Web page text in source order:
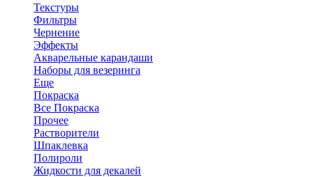
Текстуры
Фильтры
Чернение
Эффекты
Акварельные карандаши
Наборы для везеринга
Еще
Покраска
Все Покраска
Прочее
Растворители
Шпаклевка
Полироли
Жидкости для декалей